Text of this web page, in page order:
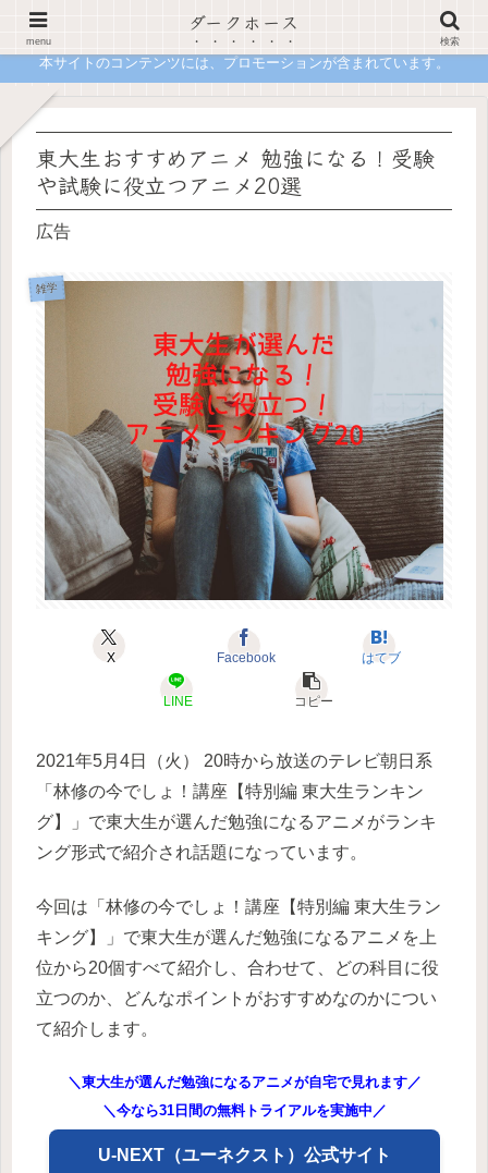
合格の先で詰まないための進路設計メディア 現役塾講師が一次情報で語る「正解」の裏側
本サイトのコンテンツには、プロモーションが含まれています。
東大生おすすめアニメ 勉強になる！受験
や試験に役立つアニメ20選
広告
雑学
X Facebook はてブ
LINE コピー
2021年5月4日（火） 20時から放送のテレビ朝日系
「林修の今でしょ！講座【特別編 東大生ランキン
グ】」で東大生が選んだ勉強になるアニメがランキ
ング形式で紹介され話題になっています。
今回は「林修の今でしょ！講座【特別編 東大生ラン
キング】」で東大生が選んだ勉強になるアニメを上
位から20個すべて紹介し、合わせて、どの科目に役
立つのか、どんなポイントがおすすめなのかについ
て紹介します。
＼東大生が選んだ勉強になるアニメが自宅で見れます／
＼今なら31日間の無料トライアルを実施中／
U-NEXT（ユーネクスト）公式サイト
menu
ダークホース
検索